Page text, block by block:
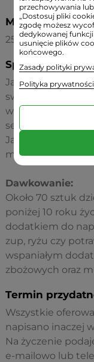
Masa netto (bez
250 g
Sposób użycia:
Jagody Goji może
swój wiek.
w bardzo dużym
sercem lub
Jagody Gojii
młody wygląd
Dawkowanie:
Około 70 sztuk
poniżej 10 roku
dodatkiem do
zup, ryżu czy
wspaniałym
zbożowych oraz
Termin
Wszystkie
napisano inaczej
Na życzenie
e-mailowo lub
przechowywania
„Dostosuj pliki
zgodę możesz
dedykowanej
usunięcie plików
końcowego.
Zasady polityki
Polityka prywatności